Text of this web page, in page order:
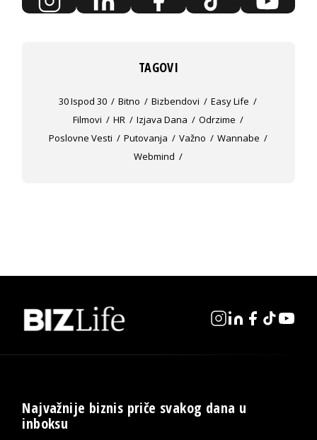
TAGOVI
30 Ispod 30 Bitno Bizbendovi
Easy Life
Filmovi
HR Izjava Dana
Odrzime
Poslovne Vesti
Putovanja Važno
Wannabe
Webmind
Najvažnije biznis priče svakog dana u
inboksu